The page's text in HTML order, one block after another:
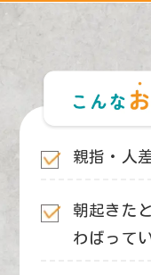
親指・人
朝起きた
わばって